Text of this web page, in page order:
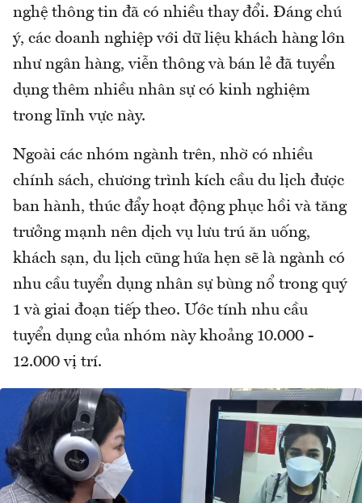
nghệ thông tin đã có nhiều thay đổi. Đáng chú
ý, các doanh nghiệp với dữ liệu khách hàng lớn
như ngân hàng, viễn thông và bán lẻ đã tuyển
dụng thêm nhiều nhân sự có kinh nghiệm
trong lĩnh vực này.
Ngoài các nhóm ngành trên, nhờ có nhiều
chính sách, chương trình kích cầu du lịch được
ban hành, thúc đẩy hoạt động phục hồi và tăng
trưởng mạnh nên dịch vụ lưu trú ăn uống,
khách sạn, du lịch cũng hứa hẹn sẽ là ngành có
nhu cầu tuyển dụng nhân sự bùng nổ trong quý
1 và giai đoạn tiếp theo. Ước tính nhu cầu
tuyển dụng của nhóm này khoảng 10.000 -
12.000 vị trí.